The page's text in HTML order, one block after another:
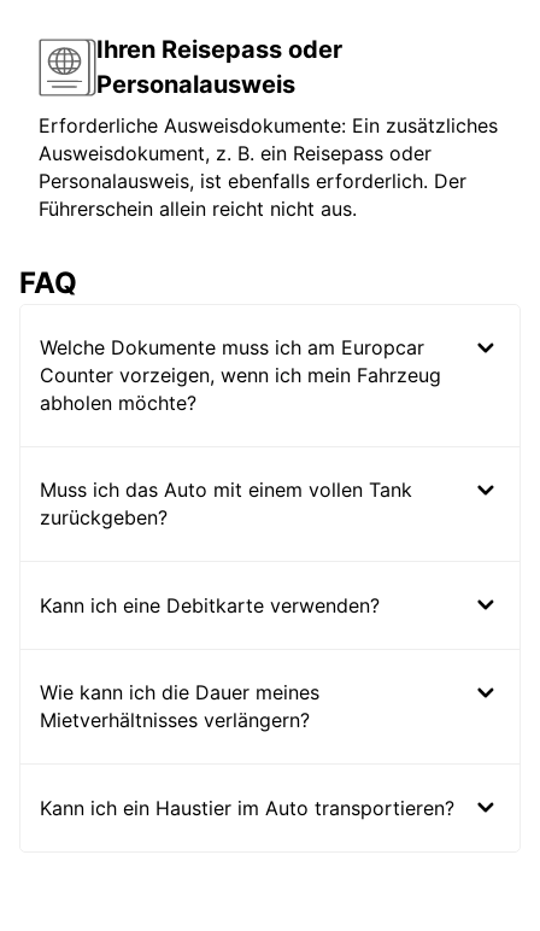
Ihren Reisepass oder
Personalausweis
Erforderliche Ausweisdokumente: Ein zusätzliches
Ausweisdokument, z. B. ein Reisepass oder
Personalausweis, ist ebenfalls erforderlich. Der
Führerschein allein reicht nicht aus.
FAQ
Welche Dokumente muss ich am Europcar
Counter vorzeigen, wenn ich mein Fahrzeug
abholen möchte?
Muss ich das Auto mit einem vollen Tank
zurückgeben?
Kann ich eine Debitkarte verwenden?
Wie kann ich die Dauer meines
Mietverhältnisses verlängern?
Kann ich ein Haustier im Auto transportieren?